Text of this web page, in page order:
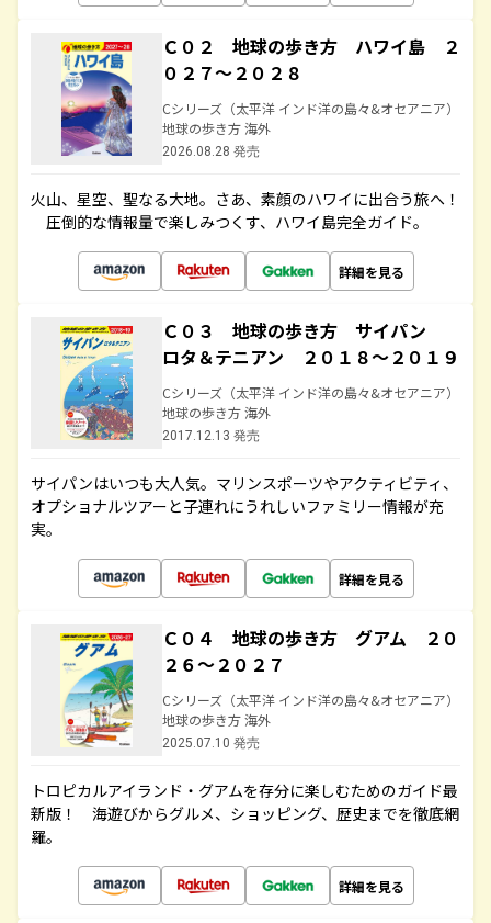
Ｃ０２ 地球の歩き方 ハワイ島 ２
０２７～２０２８
Cシリーズ（太平洋 インド洋の島々&オセアニア）
地球の歩き方 海外
2026.08.28 発売
火山、星空、聖なる大地――。さあ、素顔のハワイに出合う旅へ！
圧倒的な情報量で楽しみつくす、ハワイ島完全ガイド。
詳細を見る
Ｃ０３ 地球の歩き方 サイパン
ロタ＆テニアン ２０１８～２０１９
Cシリーズ（太平洋 インド洋の島々&オセアニア）
地球の歩き方 海外
2017.12.13 発売
サイパンはいつも大人気。マリンスポーツやアクティビティ、
オプショナルツアーと子連れにうれしいファミリー情報が充
実。
詳細を見る
Ｃ０４ 地球の歩き方 グアム ２０
２６～２０２７
Cシリーズ（太平洋 インド洋の島々&オセアニア）
地球の歩き方 海外
2025.07.10 発売
トロピカルアイランド・グアムを存分に楽しむためのガイド最
新版！ 海遊びからグルメ、ショッピング、歴史までを徹底網
羅。
詳細を見る